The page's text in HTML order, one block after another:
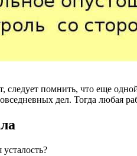
следует помнить, что еще
дел. Тогда любая